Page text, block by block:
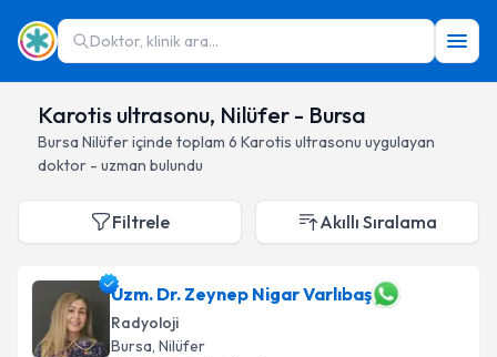
Doktor, klinik ara...
Karotis ultrasonu, Nilüfer - Bursa
Bursa Nilüferiçinde toplam 6 Karotis ultrasonu uygulayan
doktor - uzman bulundu
Filtrele Akıllı Sıralama
Uzm. Dr. Zeynep Nigar Varlıbaş
Radyoloji
Bursa, Nilüfer